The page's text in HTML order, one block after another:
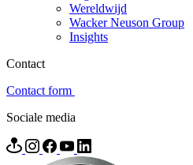
Wereldwijd
Wacker Neuson Group
Insights
Contact
Contact form
Sociale media